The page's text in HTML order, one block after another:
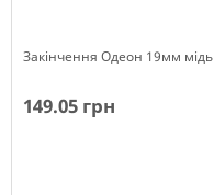
Закінчення Одеон 19мм мідь
149.05 грн